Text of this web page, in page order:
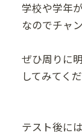
学校や学年
なのでチャ
ぜひ周りに
してみてく
テスト後に